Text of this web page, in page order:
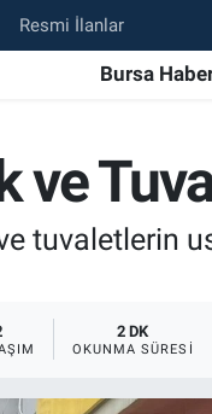
Resmi İlanlar
Bursa
ve
tuvaletlerin
2 DK
OKUNMA SÜRESI